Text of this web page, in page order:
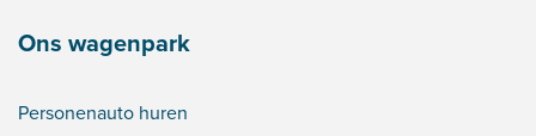
Ons wagenpark
Personenauto huren